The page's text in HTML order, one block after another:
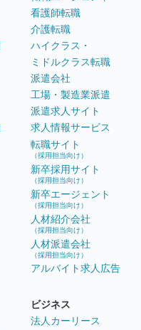
看護師転職
介護転職
ハイクラス・
ミドルクラス転職
派遣会社
工場・製造業派遣
派遣求人サイト
求人情報サービス
転職サイト
（採用担当向け）
新卒採用サイト
（採用担当向け）
新卒エージェント
（採用担当向け）
人材紹介会社
（採用担当向け）
人材派遣会社
（採用担当向け）
アルバイト求人広告
ビジネス
法人カーリース